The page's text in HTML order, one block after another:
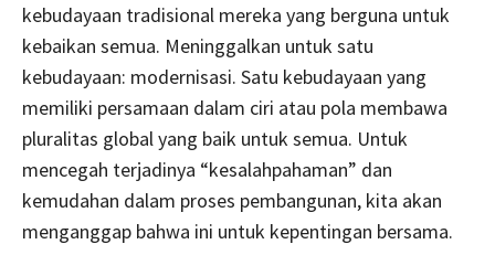
kebudayaan tradisional mereka yang berguna untuk
kebaikan semua. Meninggalkan untuk satu
kebudayaan: modernisasi. Satu kebudayaan yang
memiliki persamaan dalam ciri atau pola membawa
pluralitas global yang baik untuk semua. Untuk
mencegah terjadinya “kesalahpahaman” dan
kemudahan dalam proses pembangunan, kita akan
menganggap bahwa ini untuk kepentingan bersama.